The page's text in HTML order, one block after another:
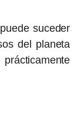
suceder
del planeta